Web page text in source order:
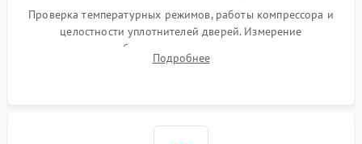
работе
2000 ₽ Подробнее →
1000 ₽
1800 ₽
Проверка температурных режимов, работы компрессора и
целостности уплотнителей дверей. Измерение
сопротивления обмоток мотора, проверка термостата и
считывание кодов ошибок с электронного дисплея.
Подробнее